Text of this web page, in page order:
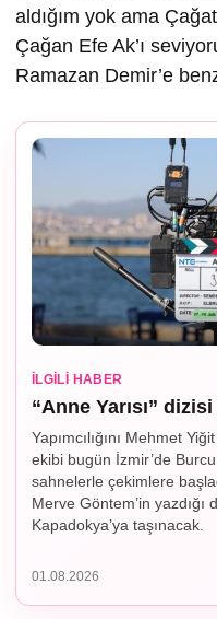
aldığım yok ama
Çağan Efe Ak’ı
Ramazan Demir’e
İLGILI HABER
“Anne Yarısı” dizisi
Yapımcılığını Mehmet
ekibi bugün İzmir’de
sahnelerle çekimlere
Merve Göntem’in yazdığı
Kapadokya’ya taşınacak.
01.08.2026